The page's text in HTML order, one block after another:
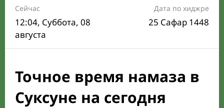
Расписание на месяц
Время Сухура и Ифтара на сегодня
Календарь рамадана
Мечети и молельные комнаты
Направление киблы
Сейчас
12:04, Суббота, 08
августа
Дата по хиджре
25 Сафар 1448
Точное время намаза в
Суксуне на сегодня